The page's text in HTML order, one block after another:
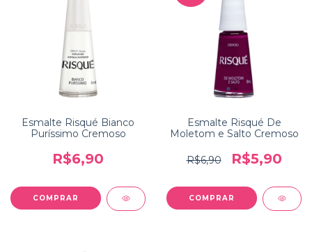
Esmalte Risqué Bianco
Puríssimo Cremoso
R$6,90
Esmalte Risqué De
Moletom e Salto Cremoso
R$6,90 R$5,90